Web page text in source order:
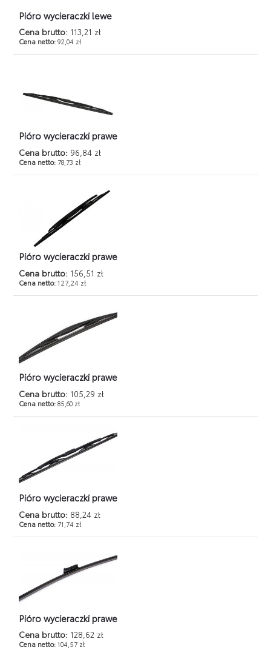
Pióro wycieraczki lewe
Cena brutto: 113,21 zł
Cena netto:92,04 zł
Pióro wycieraczki prawe
Cena brutto: 96,84 zł
Cena netto: 78,73 zł
Pióro wycieraczki prawe
Cena brutto: 156,51 zł
Cena netto:127,24 zł
Pióro wycieraczki prawe
Cena brutto: 105,29 zł
Cena netto:85,60 zł
Pióro wycieraczki prawe
Cena brutto: 88,24 zł
Cena netto: 71,74 zł
Pióro wycieraczki prawe
Cena brutto: 128,62 zł
Cena netto:104,57 zł